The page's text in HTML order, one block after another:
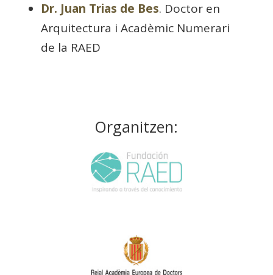
Dr. Juan Trias de Bes. Doctor en
Arquitectura i Acadèmic Numerari
de la RAED
Organitzen: